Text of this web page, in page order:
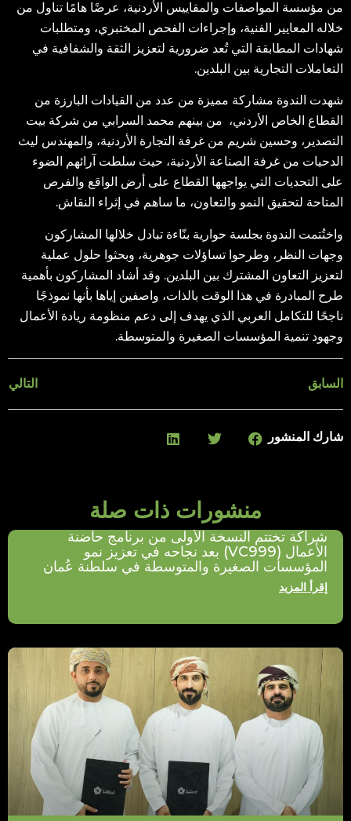
من مؤسسة المواصفات والمقاييس الأردنية، عرضًا هامًا تناول من
خلاله المعايير الفنية، وإجراءات الفحص المختبري، ومتطلبات
شهادات المطابقة التي تُعد ضرورية لتعزيز الثقة والشفافية في
التعاملات التجارية بين البلدين.
شهدت الندوة مشاركة مميزة من عدد من القيادات البارزة من
القطاع الخاص الأردني، من بينهم محمد السرابي من شركة بيت
التصدير، وحسين شريم من غرفة التجارة الأردنية، والمهندس ليث
الدحيات من غرفة الصناعة الأردنية، حيث سلطت آرائهم الضوء
على التحديات التي يواجهها القطاع على أرض الواقع والفرص
المتاحة لتحقيق النمو والتعاون، ما ساهم في إثراء النقاش.
واختُتمت الندوة بجلسة حوارية بنّاءة تبادل خلالها المشاركون
وجهات النظر، وطرحوا تساؤلات جوهرية، وبحثوا حلول عملية
لتعزيز التعاون المشترك بين البلدين. وقد أشاد المشاركون بأهمية
طرح المبادرة في هذا الوقت بالذات، واصفين إياها بأنها نموذجًا
ناجحًا للتكامل العربي الذي يهدف إلى دعم منظومة ريادة الأعمال
وجهود تنمية المؤسسات الصغيرة والمتوسطة.
السابق التالي
شارك المنشور
منشورات ذات صلة
شراكة تختتم النسخة الأولى من برنامج حاضنة
الأعمال (VC999) بعد نجاحه في تعزيز نمو
المؤسسات الصغيرة والمتوسطة في سلطنة عُمان
إقرأ المزيد